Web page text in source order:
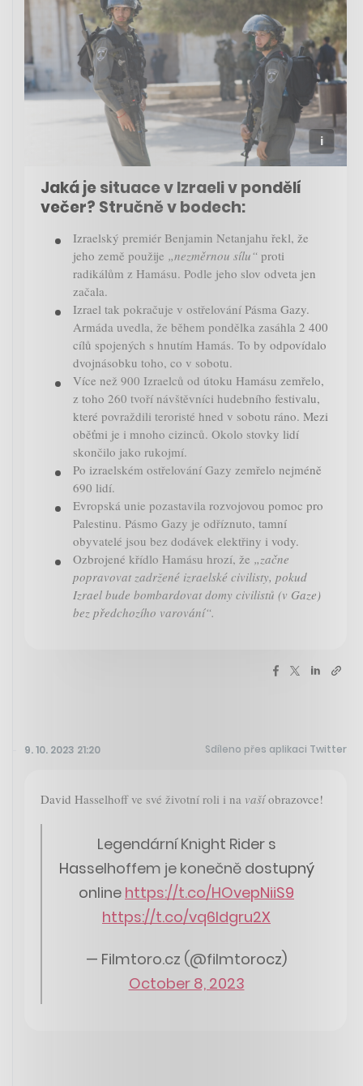
Jaká je situace v Izraeli v pondělí
večer? Stručně v bodech:
Izraelský premiér Benjamin Netanjahu řekl, že
jeho země použije „nezměrnou sílu“ proti
radikálům z Hamásu. Podle jeho slov odveta jen
začala.
Izrael tak pokračuje v ostřelování Pásma Gazy.
Armáda uvedla, že během pondělka zasáhla 2 400
cílů spojených s hnutím Hamás. To by odpovídalo
dvojnásobku toho, co v sobotu.
Více než 900 Izraelců od útoku Hamásu zemřelo,
z toho 260 tvoří návštěvníci hudebního festivalu,
které povraždili teroristé hned v sobotu ráno. Mezi
oběťmi je i mnoho cizinců. Okolo stovky lidí
skončilo jako rukojmí.
Po izraelském ostřelování Gazy zemřelo nejméně
690 lidí.
Evropská unie pozastavila rozvojovou pomoc pro
Palestinu. Pásmo Gazy je odříznuto, tamní
obyvatelé jsou bez dodávek elektřiny i vody.
Ozbrojené křídlo Hamásu hrozí, že „začne
popravovat zadržené izraelské civilisty, pokud
Izrael bude bombardovat domy civilistů (v Gaze)
bez předchozího varování“.
9. 10. 2023 21:20 Sdíleno přes aplikaci Twitter
David Hasselhoff ve své životní roli i na vašíobrazovce!
Legendární Knight Rider s
Hasselhoffem je konečně dostupný
online https://t.co/HOvepNiiS9
https://t.co/vq6ldgru2X
— Filmtoro.cz (@filmtorocz)
October 8, 2023